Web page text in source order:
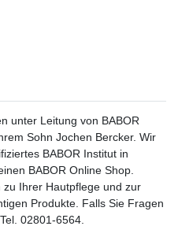
unter Leitung von BABOR
Sohn Jochen Bercker. Wir
BABOR Institut in
BABOR Online Shop.
Ihrer Hautpflege und zur
Produkte. Falls Sie Fragen
02801-6564.